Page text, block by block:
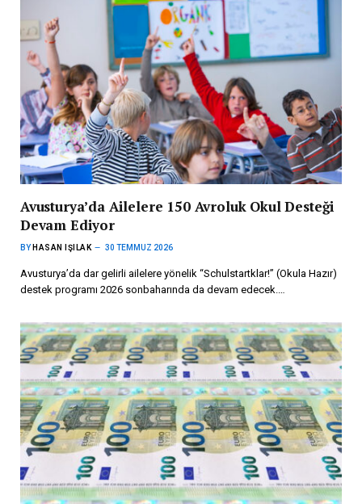
Avusturya’da Ailelere 150 Avroluk Okul Desteği
Devam Ediyor
BY HASAN IŞILAK 30 TEMMUZ 2026
Avusturya’da dar gelirli ailelere yönelik “Schulstartklar!” (Okula Hazır)
destek programı 2026 sonbaharında da devam edecek.…